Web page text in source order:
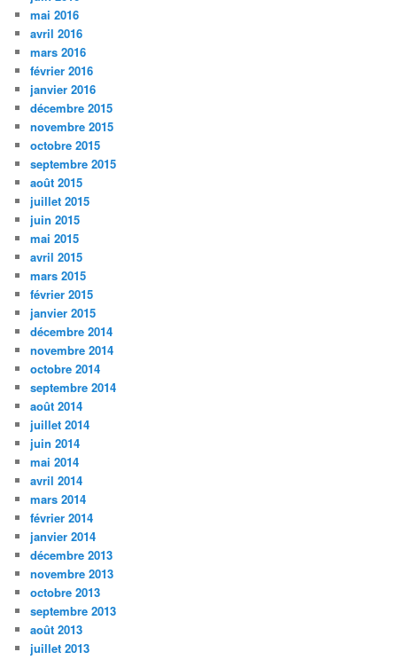
mai 2016
avril 2016
mars 2016
février 2016
janvier 2016
décembre 2015
novembre 2015
octobre 2015
septembre 2015
août 2015
juillet 2015
juin 2015
mai 2015
avril 2015
mars 2015
février 2015
janvier 2015
décembre 2014
novembre 2014
octobre 2014
septembre 2014
août 2014
juillet 2014
juin 2014
mai 2014
avril 2014
mars 2014
février 2014
janvier 2014
décembre 2013
novembre 2013
octobre 2013
septembre 2013
août 2013
juillet 2013